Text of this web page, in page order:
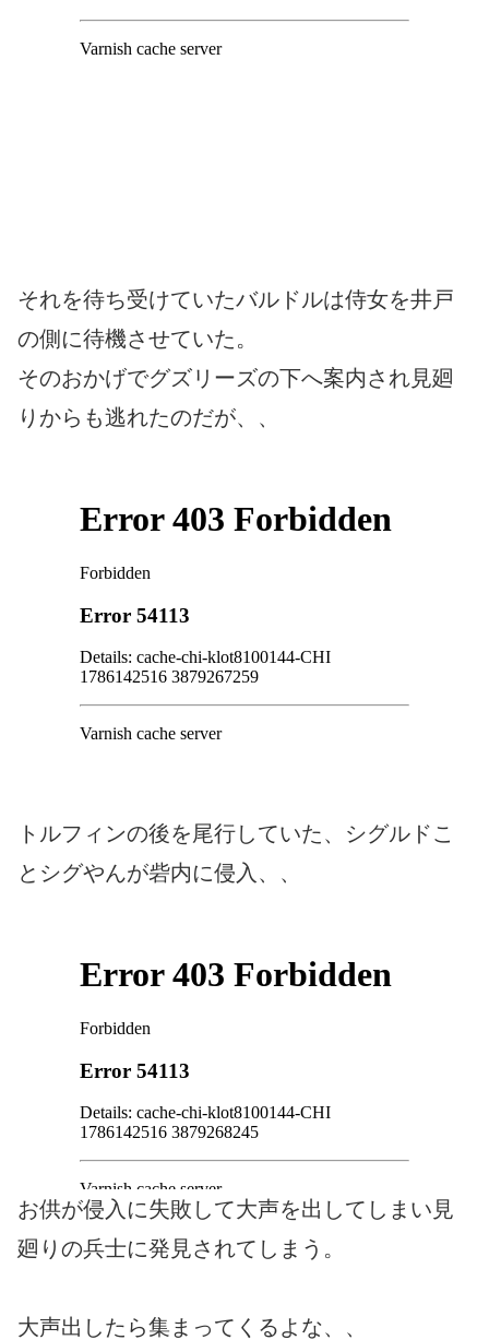
それを待ち受けていたバルドルは侍女を井戸
の側に待機させていた。
そのおかげでグズリーズの下へ案内され見廻
りからも逃れたのだが、、
トルフィンの後を尾行していた、シグルドこ
とシグやんが砦内に侵入、、
お供が侵入に失敗して大声を出してしまい見
廻りの兵士に発見されてしまう。
大声出したら集まってくるよな、、